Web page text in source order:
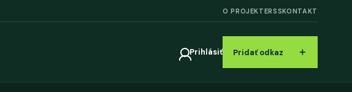
O PROJEKTERSSKONTAKT
Prihlásiť Pridať odkaz ＋